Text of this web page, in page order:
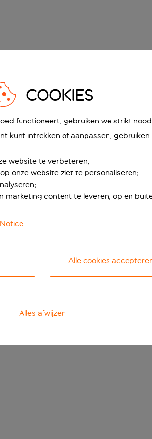
COOKIES
functioneert, gebruiken we strikt
kunt intrekken of aanpassen, gebruiken
website te verbeteren;
onze website ziet te personaliseren;
marketing content te leveren, op en
.
Alle cookies
Alles afwijzen